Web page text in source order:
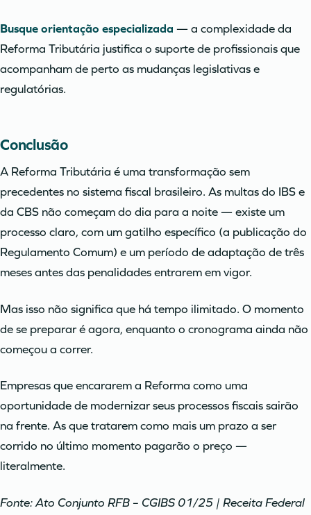
Busque orientação especializada — a complexidade da
Reforma Tributária justifica o suporte de profissionais que
acompanham de perto as mudanças legislativas e
regulatórias.
Conclusão
A Reforma Tributária é uma transformação sem
precedentes no sistema fiscal brasileiro. As multas do IBS e
da CBS não começam do dia para a noite — existe um
processo claro, com um gatilho específico (a publicação do
Regulamento Comum) e um período de adaptação de três
meses antes das penalidades entrarem em vigor.
Mas isso não significa que há tempo ilimitado. O momento
de se preparar é agora, enquanto o cronograma ainda não
começou a correr.
Empresas que encararem a Reforma como uma
oportunidade de modernizar seus processos fiscais sairão
na frente. As que tratarem como mais um prazo a ser
corrido no último momento pagarão o preço —
literalmente.
Fonte: Ato Conjunto RFB – CGIBS 01/25 | Receita Federal